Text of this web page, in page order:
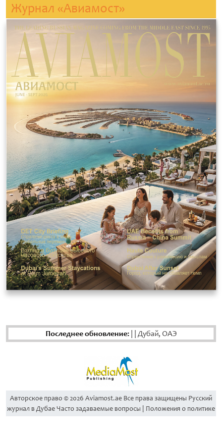
Журнал «Авиамост»
Последнее обновление: Дубай, ОАЭ
Aвторское право © 2026 Aviamost.ae Все права защищены Русский
журнал в Дубае Часто задаваемые вопросы | Положения о политике